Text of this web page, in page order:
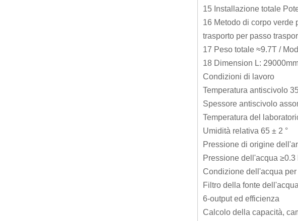
15 Installazione totale
16 Metodo di corpo verde
trasporto per passo
17 Peso totale ≈9.7T /
18 Dimension L:
Condizioni di lavoro
Temperatura antiscivolo
Spessore antiscivolo
Temperatura del
Umidità relativa 65 ± 2 °
Pressione di origine
Pressione dell'acqua ≥0.3
Condizione dell'acqua
Filtro della fonte
6-output ed efficienza
Calcolo della capacità,